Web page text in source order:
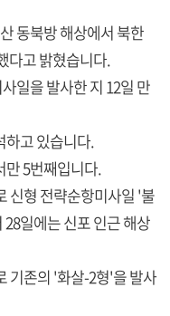
동북방 해상에서 북한
다고 밝혔습니다.
일을 발사한 지 12일 만
하고 있습니다.
만 5번째입니다.
신형 전략순항미사일 '불
일에는 신포 인근 해상
기존의 '화살-2형'을 발사